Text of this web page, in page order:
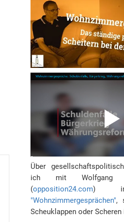
Über
ich mit
(opposition24.com) in
"Wohnzimmergesprächen",
Scheuklappen oder Scheren